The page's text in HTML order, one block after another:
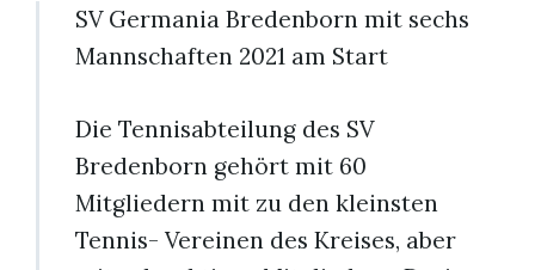
SV Germania Bredenborn mit sechs
Mannschaften 2021 am Start
Die Tennisabteilung des SV
Bredenborn gehört mit 60
Mitgliedern mit zu den kleinsten
Tennis- Vereinen des Kreises, aber